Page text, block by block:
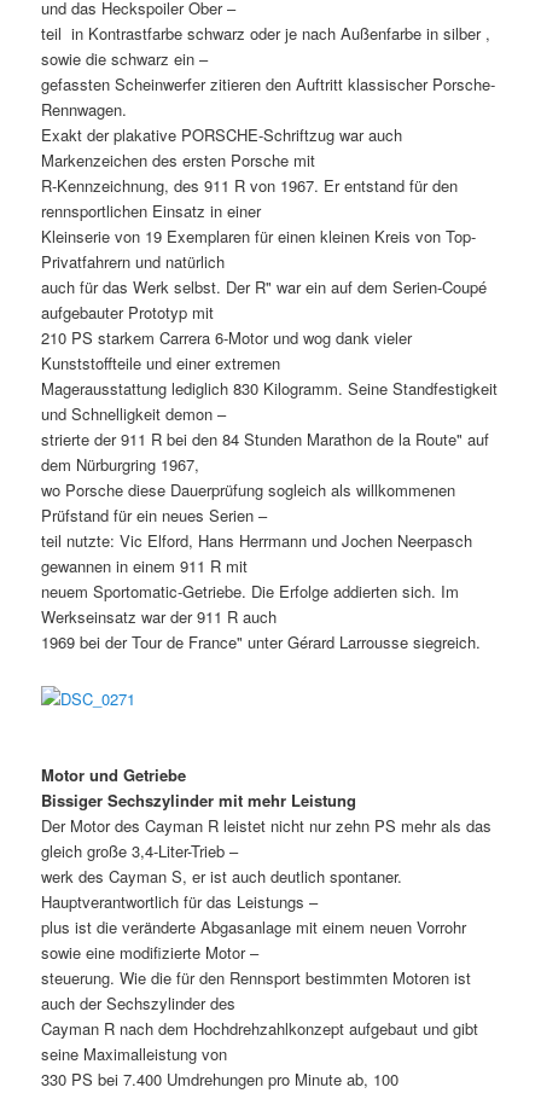
und das Heckspoiler Ober –
teil  in Kontrastfarbe schwarz oder je nach Außenfarbe in silber ,
sowie die schwarz ein –
gefassten Scheinwerfer zitieren den Auftritt klassischer Porsche-
Rennwagen.
Exakt der plakative PORSCHE-Schriftzug war auch
Markenzeichen des ersten Porsche mit
R-Kennzeichnung, des 911 R von 1967. Er entstand für den
rennsportlichen Einsatz in einer
Kleinserie von 19 Exemplaren für einen kleinen Kreis von Top-
Privatfahrern und natürlich
auch für das Werk selbst. Der R" war ein auf dem Serien-Coupé
aufgebauter Prototyp mit
210 PS starkem Carrera 6-Motor und wog dank vieler
Kunststoffteile und einer extremen
Magerausstattung lediglich 830 Kilogramm. Seine Standfestigkeit
und Schnelligkeit demon –
strierte der 911 R bei den 84 Stunden Marathon de la Route" auf
dem Nürburgring 1967,
wo Porsche diese Dauerprüfung sogleich als willkommenen
Prüfstand für ein neues Serien –
teil nutzte: Vic Elford, Hans Herrmann und Jochen Neerpasch
gewannen in einem 911 R mit
neuem Sportomatic-Getriebe. Die Erfolge addierten sich. Im
Werkseinsatz war der 911 R auch
1969 bei der Tour de France" unter Gérard Larrousse siegreich.
Motor und Getriebe
Bissiger Sechszylinder mit mehr Leistung
Der Motor des Cayman R leistet nicht nur zehn PS mehr als das
gleich große 3,4-Liter-Trieb –
werk des Cayman S, er ist auch deutlich spontaner.
Hauptverantwortlich für das Leistungs –
plus ist die veränderte Abgasanlage mit einem neuen Vorrohr
sowie eine modifizierte Motor –
steuerung. Wie die für den Rennsport bestimmten Motoren ist
auch der Sechszylinder des
Cayman R nach dem Hochdrehzahlkonzept aufgebaut und gibt
seine Maximalleistung von
330 PS bei 7.400 Umdrehungen pro Minute ab, 100